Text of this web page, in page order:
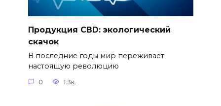
Продукция CBD: экологический
скачок
В последние годы мир переживает
настоящую революцию
0 1.3к.